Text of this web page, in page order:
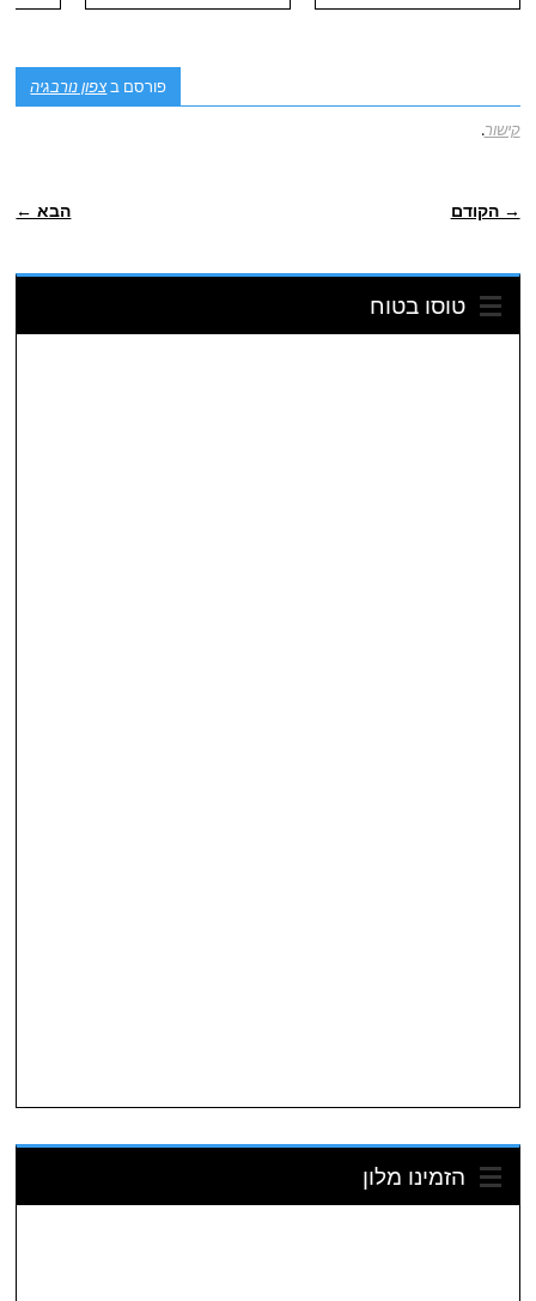
פורסם בצפון נורבגיה
קישור.
→ הקודם הבא ←
טוסו בטוח
הזמינו מלון